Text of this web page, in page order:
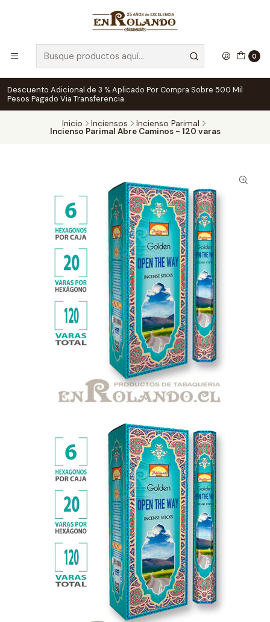
0
Descuento Adicional de 3 % Aplicado Por Compra Sobre 500 Mil
Pesos Pagado Via Transferencia.
Inicio Inciensos Incienso Parimal
Incienso Parimal Abre Caminos - 120 varas